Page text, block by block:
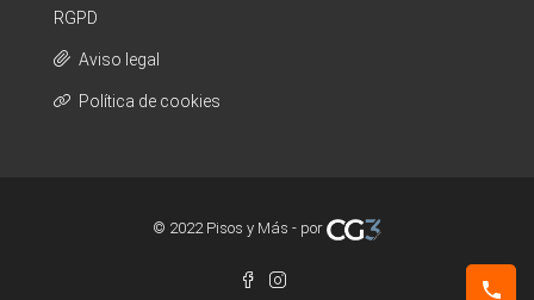
RGPD
Aviso legal
Política de cookies
© 2022 Pisos y Más - por